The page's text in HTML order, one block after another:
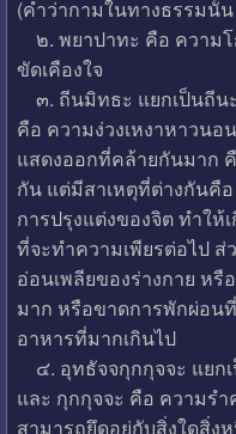
(คำว่ากามในทางธรรมนั้น
๒. พยาปาทะ คือ ความ
ขัดเคืองใจ
๓. ถีนมิทธะ แยกเป็นถีน
คือ ความง่วงเหงาหาวน
แสดงออกที่คล้ายกันมาก
กัน แต่มีสาเหตุที่ต่างกันคื
การปรุงแต่งของจิต ทำให้
ที่จะทำความเพียรต่อไป
อ่อนเพลียของร่างกาย หรื
มาก หรือขาดการพักผ่อน
อาหารที่มากเกินไป
๔. อุทธัจจกุกกุจจะ แยก
และ กุกกุจจะ คือ ความร
สามารถยึดอยู่กับสิ่งใดสิ่ง